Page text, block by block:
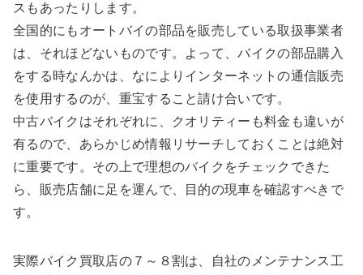
スもあったりします。
全国的にもオートバイの部品を販売している取扱事業者
は、それほどないものです。よって、バイクの部品購入
をする時なんかは、なによりインターネットの通信販売
を使用するのが、重宝すること請け合いです。
中古バイクはそれぞれに、クオリティーも料金も違いが
有るので、あらかじめ情報リサーチしておくことは絶対
に重要です。その上で理想のバイクをチェックできた
ら、販売店舗に足を運んで、目的の現車を確認すべきで
す。
実際バイク買取店の７～８割は、自社のメンテナンス工